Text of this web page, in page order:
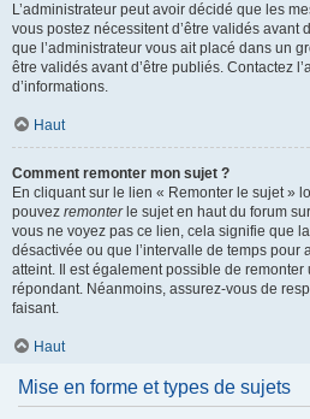
L’administrateur peut avoir décidé que les
vous postez nécessitent d’être validés avant
que l’administrateur vous ait placé dans un
être validés avant d’être publiés. Contactez
d’informations.
Haut
Comment remonter mon sujet ?
En cliquant sur le lien « Remonter le sujet »
pouvez remonterle sujet en haut du forum
vous ne voyez pas ce lien, cela signifie que
désactivée ou que l’intervalle de temps pour
atteint. Il est également possible de
répondant. Néanmoins, assurez-vous de
faisant.
Haut
Mise en forme et types de sujets